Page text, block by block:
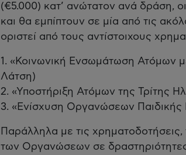
(€5.000) κατ’ ανώτατον ανά δράση,
και θα εμπίπτουν σε μία από τις
οριστεί από τους αντίστοιχους
1. «Κοινωνική Ενσωμάτωση Ατόμων
Λάτση)
2. «Υποστήριξη Ατόμων της Τρίτης
3. «Ενίσχυση Οργανώσεων
Παράλληλα με τις
των Οργανώσεων σε